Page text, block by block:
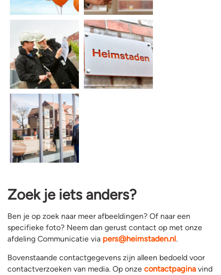
Zoek je iets anders?
Ben je op zoek naar meer afbeeldingen? Of naar een
specifieke foto? Neem dan gerust contact op met onze
afdeling Communicatie via pers@heimstaden.nl.
Bovenstaande contactgegevens zijn alleen bedoeld voor
contactverzoeken van media. Op onze contactpagina vind